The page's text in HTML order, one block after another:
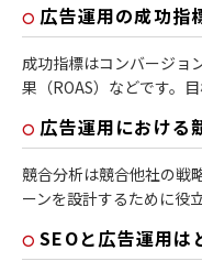
広告運用の成功指
成功指標はコンバージョ
果（ROAS）などです。
広告運用における
競合分析は競合他社の戦
ーンを設計するために役
SEOと広告運用は